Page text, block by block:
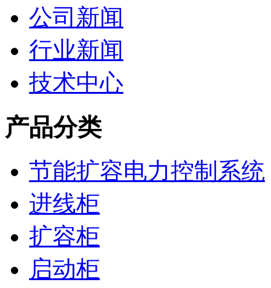
公司新闻
行业新闻
技术中心
产品分类
节能扩容电力控制系统
进线柜
扩容柜
启动柜